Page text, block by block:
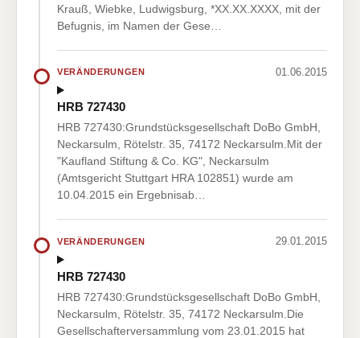
Krauß, Wiebke, Ludwigsburg, *XX.XX.XXXX, mit der
Befugnis, im Namen der Gese…
VERÄNDERUNGEN 01.06.2015
HRB 727430
HRB 727430:Grundstücksgesellschaft DoBo GmbH,
Neckarsulm, Rötelstr. 35, 74172 Neckarsulm.Mit der
"Kaufland Stiftung & Co. KG", Neckarsulm
(Amtsgericht Stuttgart HRA 102851) wurde am
10.04.2015 ein Ergebnisab…
VERÄNDERUNGEN 29.01.2015
HRB 727430
HRB 727430:Grundstücksgesellschaft DoBo GmbH,
Neckarsulm, Rötelstr. 35, 74172 Neckarsulm.Die
Gesellschafterversammlung vom 23.01.2015 hat